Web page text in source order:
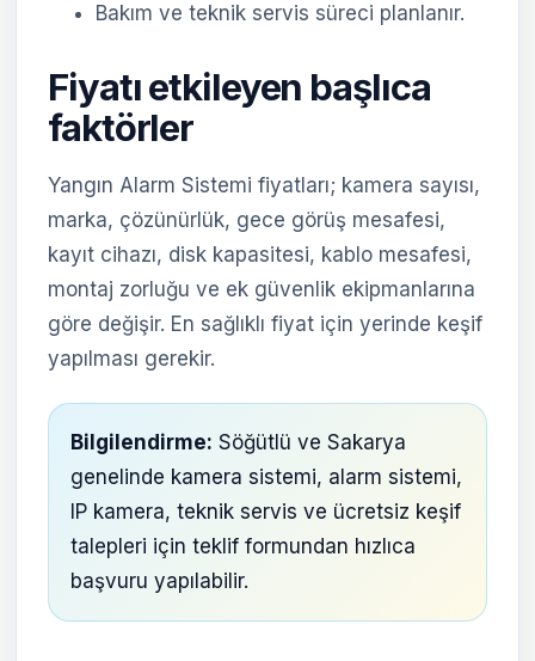
Bakım ve teknik servis süreci planlanır.
Fiyatı etkileyen başlıca
faktörler
Yangın Alarm Sistemi fiyatları; kamera sayısı,
marka, çözünürlük, gece görüş mesafesi,
kayıt cihazı, disk kapasitesi, kablo mesafesi,
montaj zorluğu ve ek güvenlik ekipmanlarına
göre değişir. En sağlıklı fiyat için yerinde keşif
yapılması gerekir.
Bilgilendirme: Söğütlü ve Sakarya
genelinde kamera sistemi, alarm sistemi,
IP kamera, teknik servis ve ücretsiz keşif
talepleri için teklif formundan hızlıca
başvuru yapılabilir.